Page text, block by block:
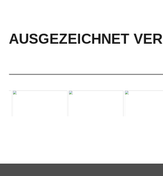
E
AUSGEZEICHNET